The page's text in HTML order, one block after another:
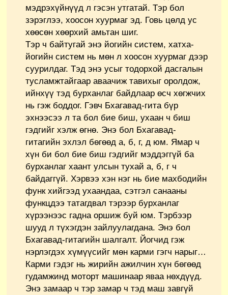
мэдрэхүйнүүд л гэсэн утгатай. Тэр бол
зэрэглээ, хоосон хуурмаг эд. Говь цөлд ус
хөөсөн хөөрхий амьтан шиг.
Тэр ч байтугай энэ йогийн систем, хатха-
йогийн систем нь мөн л хоосон хуурмаг дээр
суурилдаг. Тэд энэ усыг тодорхой дасгалын
тусламжтайгаар аваачиж тавихыг оролдож,
ийнхүү тэд бурханлаг байдлаар өсч хөгжчих
нь гэж боддог. Гэвч Бхагавад-гита бүр
эхнээсээ л та бол бие биш, ухаан ч биш
гэдгийг хэлж өгнө. Энэ бол Бхагавад-
гитагийн эхлэл бөгөөд а, б, г, д юм. Ямар ч
хүн би бол бие биш гэдгийг мэддэггүй ба
бурханлаг хаант улсын тухай а, б, г ч
байдаггүй. Хэрвээ хэн нэг нь бие махбодийн
функ хийгээд ухаандаа, сэтгэл санааны
функцдээ татагдвал тэрээр бурханлаг
хүрээнээс гадна оршиж буй юм. Тэрбээр
шууд л түхэгдэн зайлуулагдана. Энэ бол
Бхагавад-гитагийн шалгалт. Йогчид гэж
нэрлэгдэх хүмүүсийг мөн карми гэгч нарыг…
Карми гэдэг нь жирийн ажилчин хүн бөгөөд
гудамжинд моторт машинаар яваа нөхдүүд.
Энэ замаар ч тэр замар ч тэд маш завгүй